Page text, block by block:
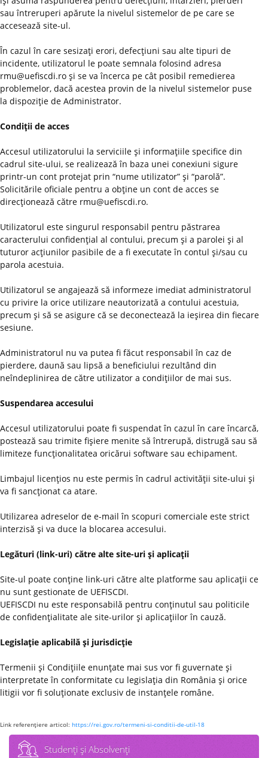
sau întreruperi apărute la nivelul sistemelor de pe care se
accesează site-ul.
În cazul în care sesizaţi erori, defecţiuni sau alte tipuri de
incidente, utilizatorul le poate semnala folosind adresa
rmu@uefiscdi.ro şi se va încerca pe cât posibil remedierea
problemelor, dacă acestea provin de la nivelul sistemelor puse
la dispoziţie de Administrator.
Condiţii de acces
Accesul utilizatorului la serviciile şi informaţiile specifice din
cadrul site-ului, se realizează în baza unei conexiuni sigure
printr-un cont protejat prin “nume utilizator” şi “parolă”.
Solicitările oficiale pentru a obţine un cont de acces se
direcţionează către rmu@uefiscdi.ro.
Utilizatorul este singurul responsabil pentru păstrarea
caracterului confidenţial al contului, precum şi a parolei şi al
tuturor acţiunilor pasibile de a fi executate în contul şi/sau cu
parola acestuia.
Utilizatorul se angajează să informeze imediat administratorul
cu privire la orice utilizare neautorizată a contului acestuia,
precum şi să se asigure că se deconectează la ieşirea din fiecare
sesiune.
Administratorul nu va putea fi făcut responsabil în caz de
pierdere, daună sau lipsă a beneficiului rezultând din
neîndeplinirea de către utilizator a condiţiilor de mai sus.
Suspendarea accesului
Accesul utilizatorului poate fi suspendat în cazul în care încarcă,
postează sau trimite fişiere menite să întrerupă, distrugă sau să
limiteze funcţionalitatea oricărui software sau echipament.
Limbajul licenţios nu este permis în cadrul activităţii site-ului şi
va fi sancţionat ca atare.
Utilizarea adreselor de e-mail în scopuri comerciale este strict
interzisă şi va duce la blocarea accesului.
Legături (link-uri) către alte site-uri şi aplicaţii
Site-ul poate conţine link-uri către alte platforme sau aplicaţii ce
nu sunt gestionate de UEFISCDI.
UEFISCDI nu este responsabilă pentru conţinutul sau politicile
de confidenţialitate ale site-urilor şi aplicaţiilor în cauză.
Legislaţie aplicabilă şi jurisdicţie
Termenii şi Condiţiile enunţate mai sus vor fi guvernate şi
interpretate în conformitate cu legislaţia din România şi orice
litigii vor fi soluţionate exclusiv de instanţele române.
Link referenţiere articol: https://rei.gov.ro/termeni-si-conditii-de-util-18
Studenţi şi Absolvenţi